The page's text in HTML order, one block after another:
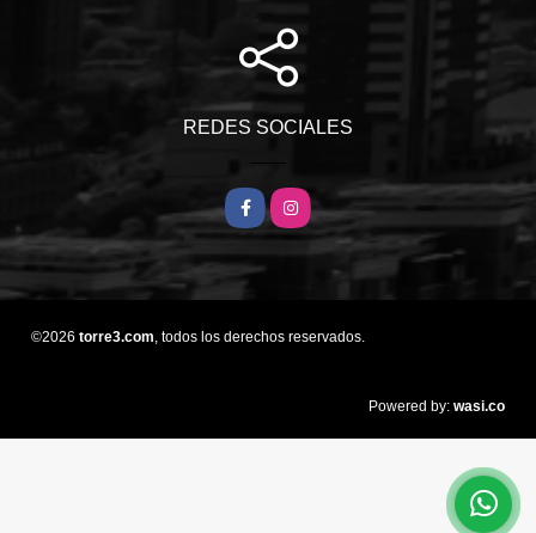
REDES SOCIALES
FacebookInstagram
©2026 torre3.com, todos los derechos reservados.
Powered by: wasi.co